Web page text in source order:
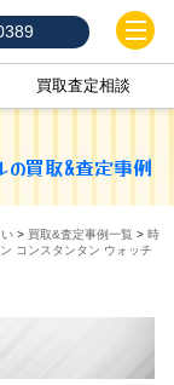
買取査定相談
の買取&査定事例
> 買取&査定事例一覧 > 時
コンスタンタン ウォッチ